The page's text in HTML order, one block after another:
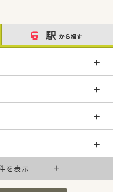
駅 から探す
を表示